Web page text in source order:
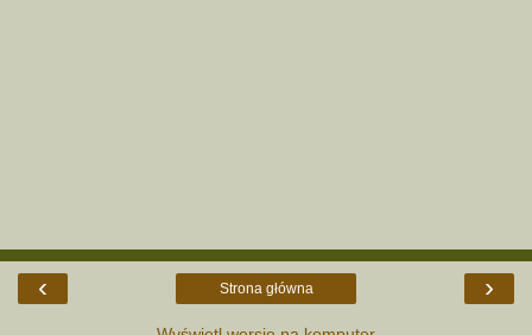
‹ ›
Strona główna